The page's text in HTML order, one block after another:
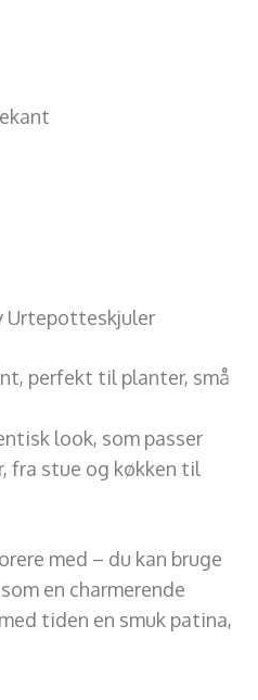
Urtepotteskjuler
perfekt til planter, små
look, som passer
fra stue og køkken til
med – du kan bruge
en charmerende
tiden en smuk patina,